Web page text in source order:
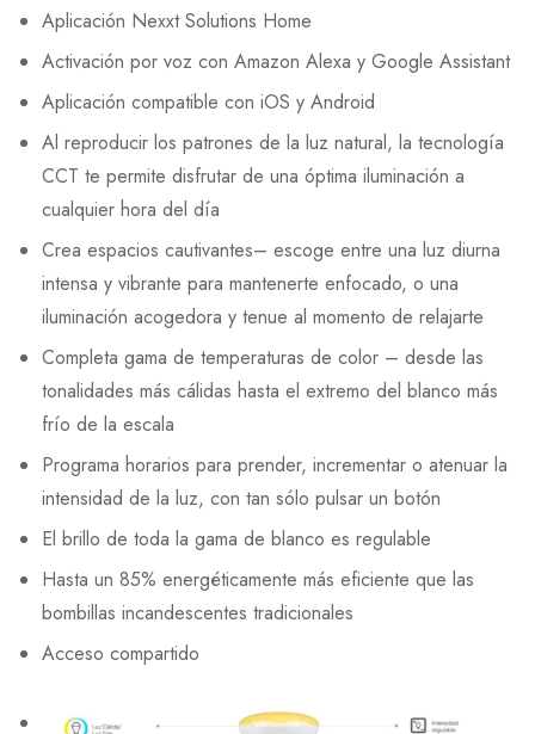
Aplicación Nexxt Solutions Home
Activación por voz con Amazon Alexa y Google Assistant
Aplicación compatible con iOS y Android
Al reproducir los patrones de la luz natural, la tecnología
CCT te permite disfrutar de una óptima iluminación a
cualquier hora del día
Crea espacios cautivantes– escoge entre una luz diurna
intensa y vibrante para mantenerte enfocado, o una
iluminación acogedora y tenue al momento de relajarte
Completa gama de temperaturas de color – desde las
tonalidades más cálidas hasta el extremo del blanco más
frío de la escala
Programa horarios para prender, incrementar o atenuar la
intensidad de la luz, con tan sólo pulsar un botón
El brillo de toda la gama de blanco es regulable
Hasta un 85% energéticamente más eficiente que las
bombillas incandescentes tradicionales
Acceso compartido